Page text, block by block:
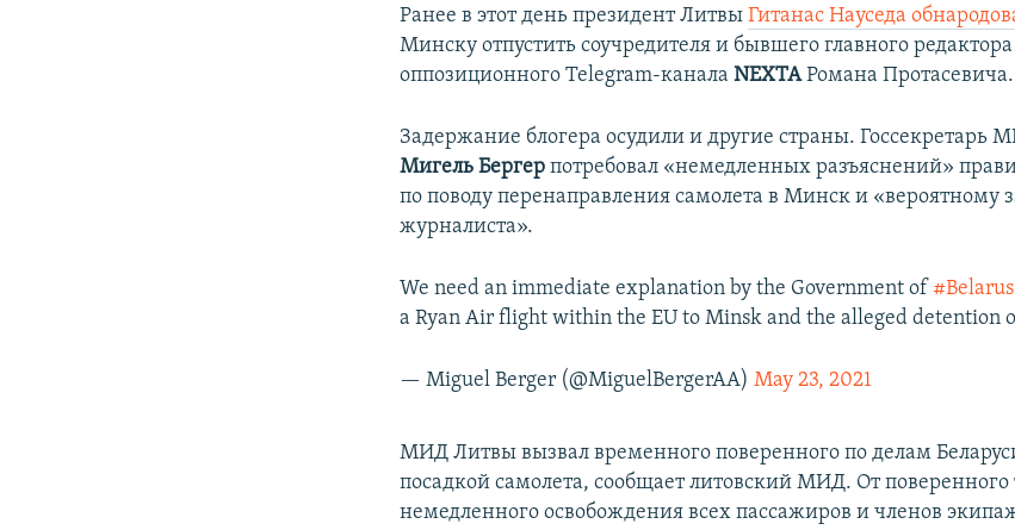
Ранее в этот день президент ЛитвыГитанас Науседа
Минску отпустить соучредителя и бывшего главного редактора
оппозиционного Telegram-канала NEXTAРомана Протасевича.
Задержание блогера осудили и другие страны. Госсекретарь
Мигель Бергер потребовал «немедленных разъяснений»
по поводу перенаправления самолета в Минск и «вероятному
журналиста».
We need an immediate explanation by the Government of #Belarus
a Ryan Air flight within the EU to Minsk and the alleged detention
— Miguel Berger (@MiguelBergerAA)May 23, 2021
МИД Литвы вызвал временного поверенного по делам
посадкой самолета, сообщает литовский МИД. От поверенного
немедленного освобождения всех пассажиров и членов